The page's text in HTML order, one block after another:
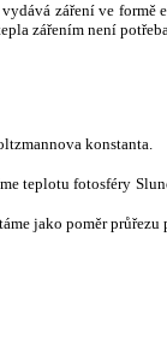
záření ve
zářením není
konstanta.
teplotu fotosféry
jako poměr